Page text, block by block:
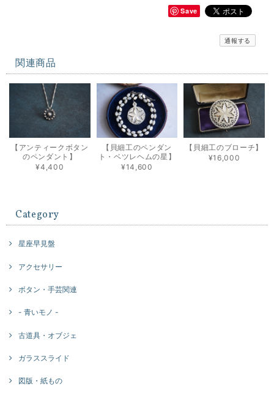
Save
通報する
関連商品
【アンティークボタン
のペンダント】
¥4,400
【貝細工のペンダン
ト・ベツレヘムの星】
¥14,600
【貝細工のブローチ】
¥16,000
Category
星座早見盤
アクセサリー
ボタン・手芸関連
- 青いモノ -
古道具・オブジェ
ガラススライド
図版・紙もの